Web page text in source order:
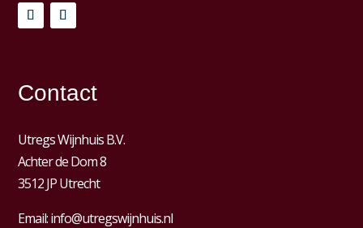
Contact
Utregs Wijnhuis B.V.
Achter de Dom 8
3512 JP Utrecht
Email:info@utregswijnhuis.nl